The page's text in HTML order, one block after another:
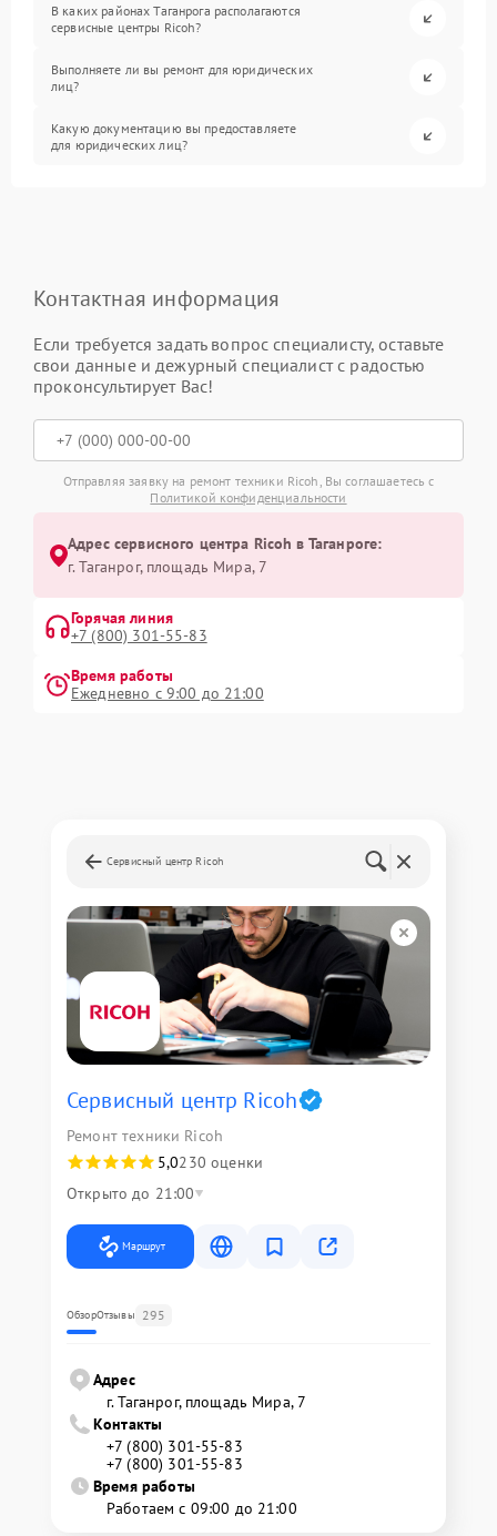
В каких районах Таганрога располагаются
сервисные центры Ricoh?
Выполняете ли вы ремонт для юридических
лиц?
Какую документацию вы предоставляете
для юридических лиц?
Контактная информация
Если требуется задать вопрос специалисту, оставьте
свои данные и дежурный специалист с радостью
проконсультирует Вас!
Отправляя заявку на ремонт техники Ricoh, Вы соглашаетесь с
Политикой конфиденциальности
Адрес сервисного центра Ricoh в Таганроге:
г. Таганрог, площадь Мира, 7
Горячая линия
+7 (800) 301-55-83
Время работы
Ежедневно с 9:00 до 21:00
Сервисный центр Ricoh
Сервисный центр Ricoh
Ремонт техники Ricoh
5,0230 оценки
Открыто до 21:00
Маршрут
ОбзорОтзывы 295
Адрес
г. Таганрог, площадь Мира, 7
Контакты
+7 (800) 301-55-83
+7 (800) 301-55-83
Время работы
Работаем с 09:00 до 21:00